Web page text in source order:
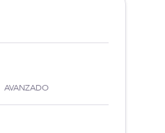
AVANZADO